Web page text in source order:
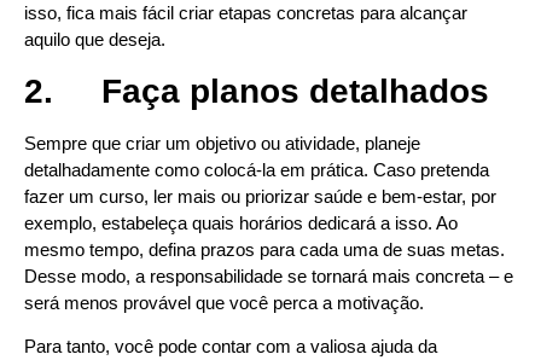
isso, fica mais fácil criar etapas concretas para alcançar
aquilo que deseja.
2. Faça planos detalhados
Sempre que criar um objetivo ou atividade, planeje
detalhadamente como colocá-la em prática. Caso pretenda
fazer um curso, ler mais ou priorizar saúde e bem-estar, por
exemplo, estabeleça quais horários dedicará a isso. Ao
mesmo tempo, defina prazos para cada uma de suas metas.
Desse modo, a responsabilidade se tornará mais concreta – e
será menos provável que você perca a motivação.
Para tanto, você pode contar com a valiosa ajuda da